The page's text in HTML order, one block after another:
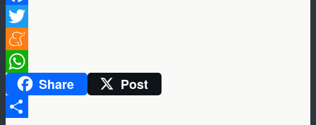
Facebook
Twitter
Meneame
WhatsAppShare Post